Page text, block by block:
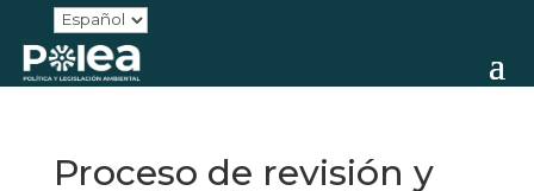
Proceso de revisión y